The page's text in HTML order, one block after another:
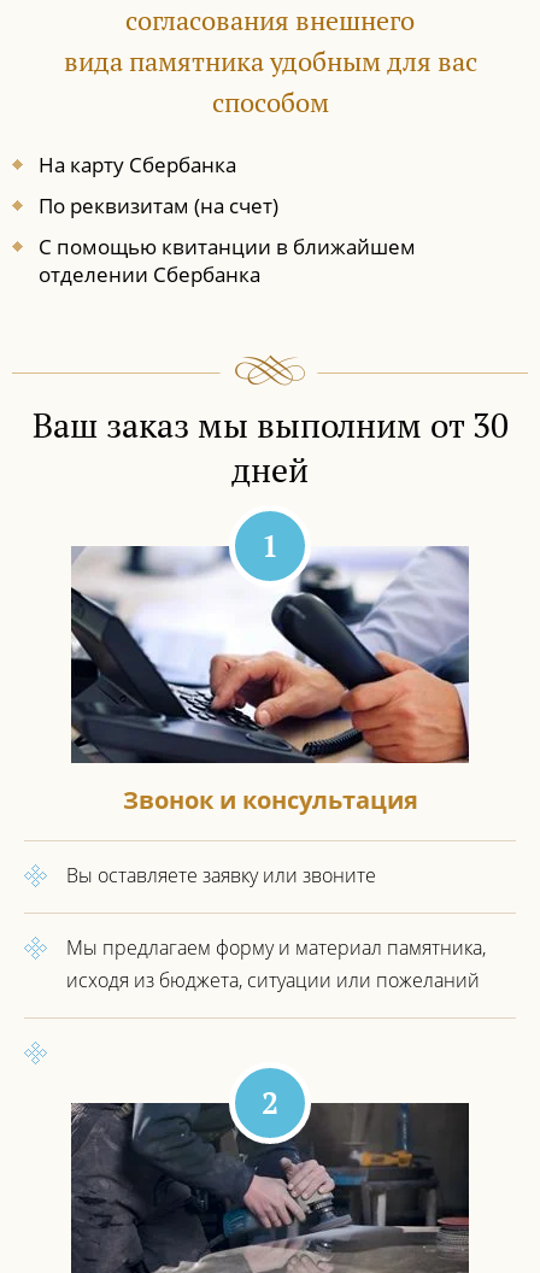
согласования внешнего
вида памятника удобным для вас
способом
На карту Сбербанка
По реквизитам (на счет)
С помощью квитанции в ближайшем
отделении Сбербанка
Ваш заказ мы выполним от 30
дней
1
Звонок и консультация
Вы оставляете заявку или звоните
Мы предлагаем форму и материал памятника,
исходя из бюджета, ситуации или пожеланий
2